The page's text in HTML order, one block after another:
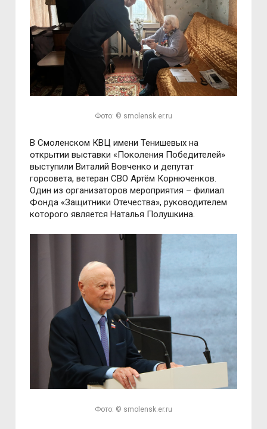
Фото: © smolensk.er.ru
В Смоленском КВЦ имени Тенишевых на
открытии выставки «Поколения Победителей»
выступили Виталий Вовченко и депутат
горсовета, ветеран СВО Артём Корнюченков.
Один из организаторов мероприятия – филиал
Фонда «Защитники Отечества», руководителем
которого является Наталья Полушкина.
Фото: © smolensk.er.ru